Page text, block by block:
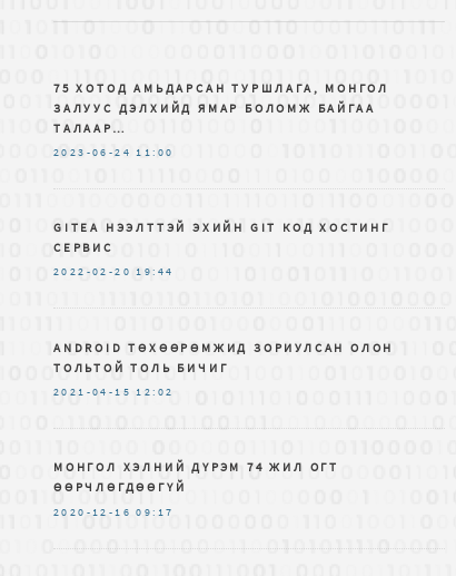
75 ХОТОД АМЬДАРСАН ТУРШЛАГА, МОНГОЛ
ЗАЛУУС ДЭЛХИЙД ЯМАР БОЛОМЖ БАЙГАА
ТАЛААР…
2023-06-24 11:00
GITEA НЭЭЛТТЭЙ ЭХИЙН GIT КОД ХОСТИНГ
СЕРВИС
2022-02-20 19:44
ANDROID ТӨХӨӨРӨМЖИД ЗОРИУЛСАН ОЛОН
ТОЛЬТОЙ ТОЛЬ БИЧИГ
2021-04-15 12:02
МОНГОЛ ХЭЛНИЙ ДҮРЭМ 74 ЖИЛ ОГТ
ӨӨРЧЛӨГДӨӨГҮЙ
2020-12-16 09:17